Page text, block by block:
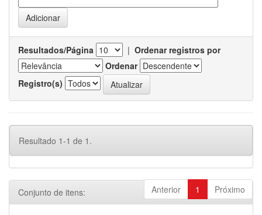
Resultados/Página | Ordenar registros por
Ordenar
Registro(s)
Resultado 1-1 de 1.
Anterior 1 Próximo
Conjunto de itens: